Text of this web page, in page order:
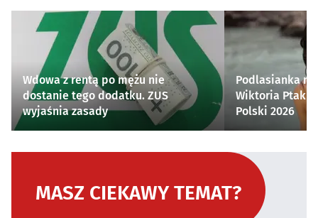
Wdowa z rentą po mężu nie
dostanie tego dodatku. ZUS
wyjaśnia zasady
Podlasianka
Wiktoria Ptak
Polski 2026
MASZ CIEKAWY TEMAT?